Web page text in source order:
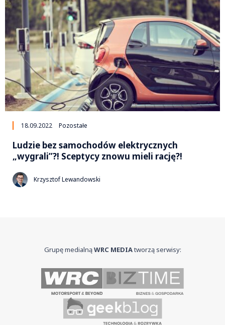
18.09.2022 Pozostałe
Ludzie bez samochodów elektrycznych
„wygrali”?! Sceptycy znowu mieli rację?!
Krzysztof Lewandowski
Grupę medialnąWRC MEDIAtworzą serwisy: